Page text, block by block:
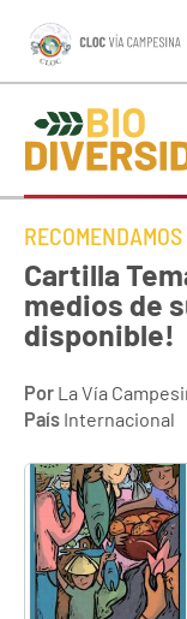
RECOMENDAMOS
Cartilla
medios de
disponible!
Por La Vía
País Internacional